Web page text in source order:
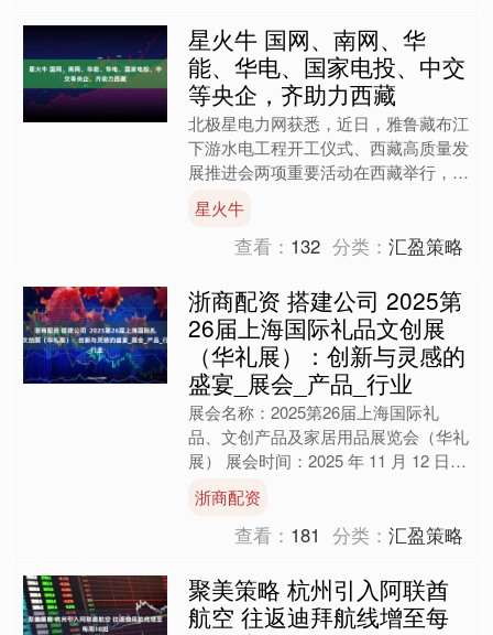
星火牛 国网、南网、华
能、华电、国家电投、中交
等央企，齐助力西藏
北极星电力网获悉，近日，雅鲁藏布江
下游水电工程开工仪式、西藏高质量发
展推进会两项重要活动在西藏举行，多
家电力央企参与其中。 7月19日，雅鲁
藏布江下游水电工程开....
星火牛
查看： 132 分类：汇盈策略
浙商配资 搭建公司 2025第
26届上海国际礼品文创展
（华礼展）：创新与灵感的
盛宴_展会_产品_行业
展会名称：2025第26届上海国际礼
品、文创产品及家居用品展览会（华礼
展） 展会时间：2025 年 11 月 12 日 -
14 日 展会地点：上海新国际博览中....
浙商配资
查看： 181 分类：汇盈策略
聚美策略 杭州引入阿联酋
航空 往返迪拜航线增至每